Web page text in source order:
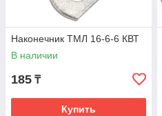
Наконечник ТМЛ 16-6-6 КВТ
В наличии
185 ₸
Купить